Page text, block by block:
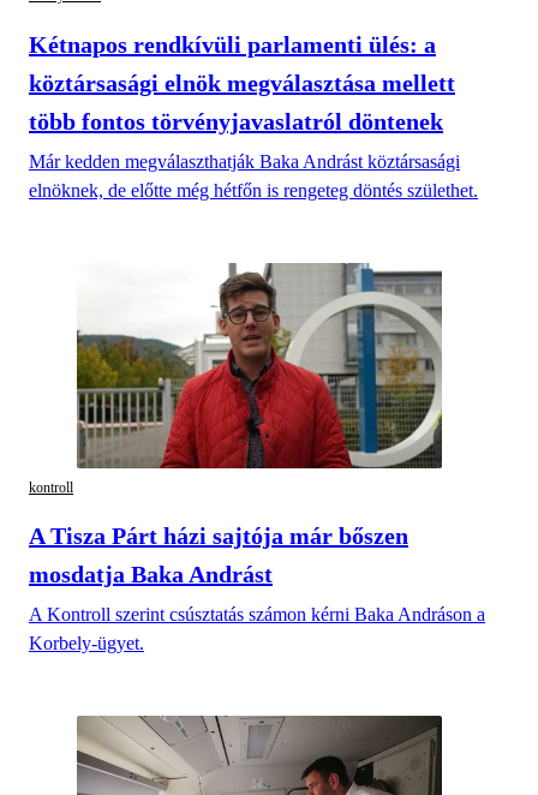
Kétnapos rendkívüli parlamenti ülés: a
köztársasági elnök megválasztása mellett
több fontos törvényjavaslatról döntenek
Már kedden megválaszthatják Baka Andrást köztársasági
elnöknek, de előtte még hétfőn is rengeteg döntés születhet.
kontroll
A Tisza Párt házi sajtója már bőszen
mosdatja Baka Andrást
A Kontroll szerint csúsztatás számon kérni Baka Andráson a
Korbely-ügyet.